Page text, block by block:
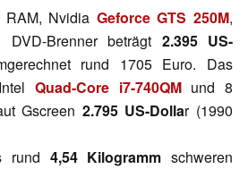
Nvidia Geforce GTS 250M,
DVD-Brenner beträgt 2.395 US-
rund 1705 Euro. Das
Quad-Core i7-740QMund 8
Gscreen 2.795 US-Dollar (1990
rund 4,54 Kilogramm schweren